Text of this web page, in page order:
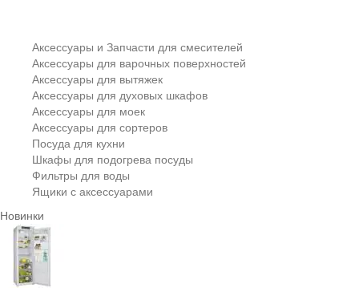
Аксессуары и Запчасти для смесителей
Аксессуары для варочных поверхностей
Аксессуары для вытяжек
Аксессуары для духовых шкафов
Аксессуары для моек
Аксессуары для сортеров
Посуда для кухни
Шкафы для подогрева посуды
Фильтры для воды
Ящики с аксессуарами
Новинки